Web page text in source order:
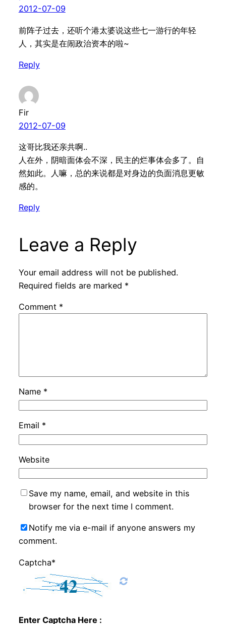
2012-07-09
前阵子过去，还听个港太婆说这些七一游行的年轻
人，其实是在闹政治资本的啦~
Reply
Fir
2012-07-09
这哥比我还亲共啊..
人在外，阴暗面体会不深，民主的烂事体会多了。自
然如此。人嘛，总的来说都是对身边的负面消息更敏
感的。
Reply
Leave a Reply
Your email address will not be published.
Required fields are marked *
Comment *
Name *
Email *
Website
Save my name, email, and website in this
browser for the next time I comment.
Notify me via e-mail if anyone answers my
comment.
Captcha*
Enter Captcha Here :